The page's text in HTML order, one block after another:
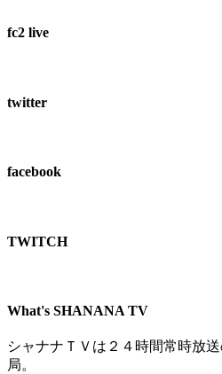
fc2 live
twitter
facebook
TWITCH​
What's SHANANA TV
シャナナＴＶは２４時間常時放
局。